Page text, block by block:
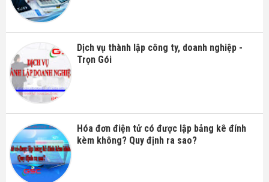
Dịch vụ thành lập công ty, doanh nghiệp -
Trọn Gói
Hóa đơn điện tử có được lập bảng kê đính
kèm không? Quy định ra sao?